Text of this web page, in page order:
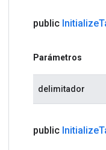
public Initialize
Parámetros
delimitador
public Initialize